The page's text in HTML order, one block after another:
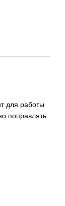
для работы
поправлять